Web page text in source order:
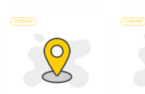
COMPANY COMPANY